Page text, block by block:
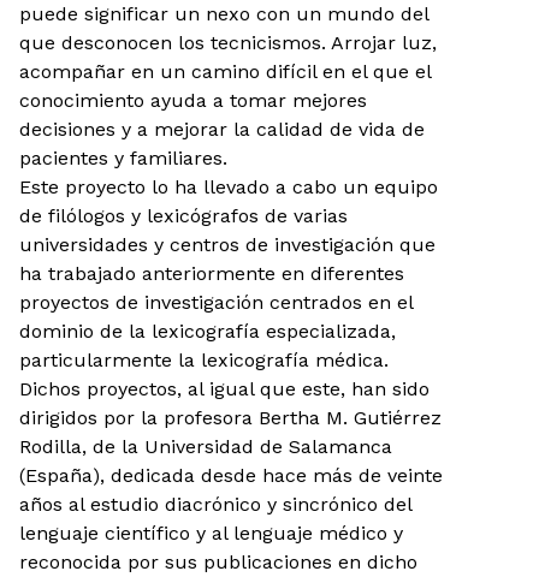
puede significar un nexo con un mundo del
que desconocen los tecnicismos. Arrojar luz,
acompañar en un camino difícil en el que el
conocimiento ayuda a tomar mejores
decisiones y a mejorar la calidad de vida de
pacientes y familiares.
Este proyecto lo ha llevado a cabo un equipo
de filólogos y lexicógrafos de varias
universidades y centros de investigación que
ha trabajado anteriormente en diferentes
proyectos de investigación centrados en el
dominio de la lexicografía especializada,
particularmente la lexicografía médica.
Dichos proyectos, al igual que este, han sido
dirigidos por la profesora Bertha M. Gutiérrez
Rodilla, de la Universidad de Salamanca
(España), dedicada desde hace más de veinte
años al estudio diacrónico y sincrónico del
lenguaje científico y al lenguaje médico y
reconocida por sus publicaciones en dicho